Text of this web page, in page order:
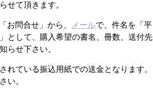
せて頂きます。
お問合せ」から、 メールで、件名を「平
として、購入希望の書名、冊数、送付先
らせ下さい。
れている振込用紙での送金となります。
い。